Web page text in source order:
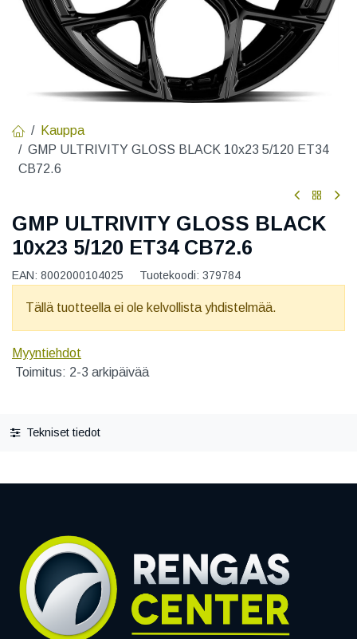
Kauppa
GMP ULTRIVITY GLOSS BLACK 10x23 5/120 ET34
CB72.6
GMP ULTRIVITY GLOSS BLACK
10x23 5/120 ET34 CB72.6
EAN: 8002000104025 Tuotekoodi: 379784
Tällä tuotteella ei ole kelvollista yhdistelmää.
Myyntiehdot
Toimitus: 2-3 arkipäivää
Tekniset tiedot